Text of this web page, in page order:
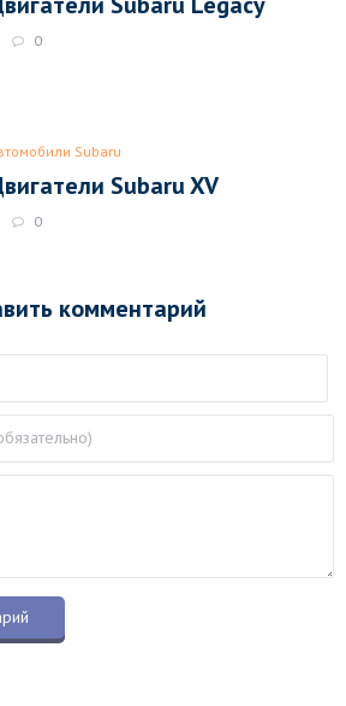
0
Subaru
Subaru XV
0
комментарий